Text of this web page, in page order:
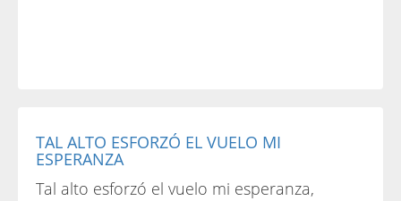
TAL ALTO ESFORZÓ EL VUELO MI
ESPERANZA
Tal alto esforzó el vuelo mi esperanza,